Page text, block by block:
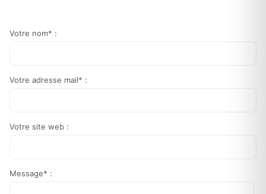
Votre nom* :
Votre adresse mail* :
Votre site web :
Message* :